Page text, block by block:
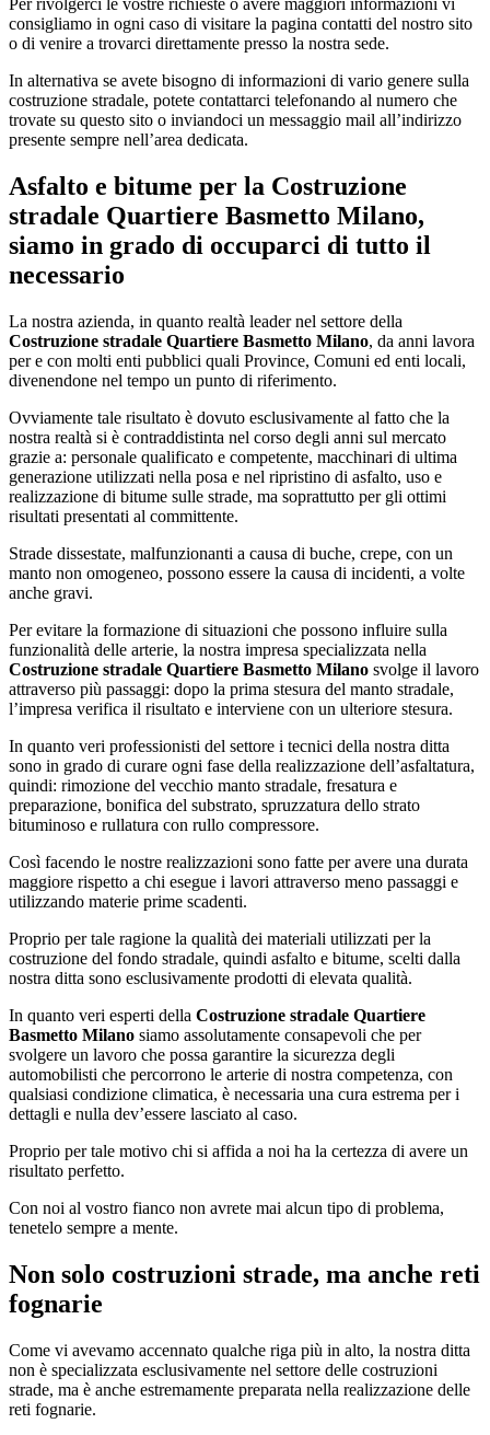
Per rivolgerci le vostre richieste o avere maggiori informazioni vi
consigliamo in ogni caso di visitare la pagina contatti del nostro sito
o di venire a trovarci direttamente presso la nostra sede.
In alternativa se avete bisogno di informazioni di vario genere sulla
costruzione stradale, potete contattarci telefonando al numero che
trovate su questo sito o inviandoci un messaggio mail all’indirizzo
presente sempre nell’area dedicata.
Asfalto e bitume per la Costruzione
stradale Quartiere Basmetto Milano,
siamo in grado di occuparci di tutto il
necessario
La nostra azienda, in quanto realtà leader nel settore della
Costruzione stradale Quartiere Basmetto Milano, da anni lavora
per e con molti enti pubblici quali Province, Comuni ed enti locali,
divenendone nel tempo un punto di riferimento.
Ovviamente tale risultato è dovuto esclusivamente al fatto che la
nostra realtà si è contraddistinta nel corso degli anni sul mercato
grazie a: personale qualificato e competente, macchinari di ultima
generazione utilizzati nella posa e nel ripristino di asfalto, uso e
realizzazione di bitume sulle strade, ma soprattutto per gli ottimi
risultati presentati al committente.
Strade dissestate, malfunzionanti a causa di buche, crepe, con un
manto non omogeneo, possono essere la causa di incidenti, a volte
anche gravi.
Per evitare la formazione di situazioni che possono influire sulla
funzionalità delle arterie, la nostra impresa specializzata nella
Costruzione stradale Quartiere Basmetto Milano svolge il lavoro
attraverso più passaggi: dopo la prima stesura del manto stradale,
l’impresa verifica il risultato e interviene con un ulteriore stesura.
In quanto veri professionisti del settore i tecnici della nostra ditta
sono in grado di curare ogni fase della realizzazione dell’asfaltatura,
quindi: rimozione del vecchio manto stradale, fresatura e
preparazione, bonifica del substrato, spruzzatura dello strato
bituminoso e rullatura con rullo compressore.
Così facendo le nostre realizzazioni sono fatte per avere una durata
maggiore rispetto a chi esegue i lavori attraverso meno passaggi e
utilizzando materie prime scadenti.
Proprio per tale ragione la qualità dei materiali utilizzati per la
costruzione del fondo stradale, quindi asfalto e bitume, scelti dalla
nostra ditta sono esclusivamente prodotti di elevata qualità.
In quanto veri esperti della Costruzione stradale Quartiere
Basmetto Milano siamo assolutamente consapevoli che per
svolgere un lavoro che possa garantire la sicurezza degli
automobilisti che percorrono le arterie di nostra competenza, con
qualsiasi condizione climatica, è necessaria una cura estrema per i
dettagli e nulla dev’essere lasciato al caso.
Proprio per tale motivo chi si affida a noi ha la certezza di avere un
risultato perfetto.
Con noi al vostro fianco non avrete mai alcun tipo di problema,
tenetelo sempre a mente.
Non solo costruzioni strade, ma anche reti
fognarie
Come vi avevamo accennato qualche riga più in alto, la nostra ditta
non è specializzata esclusivamente nel settore delle costruzioni
strade, ma è anche estremamente preparata nella realizzazione delle
reti fognarie.